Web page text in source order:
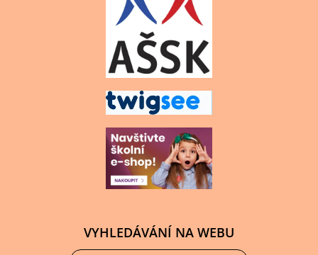
VYHLEDÁVÁNÍ NA WEBU